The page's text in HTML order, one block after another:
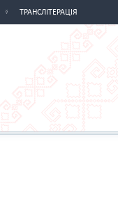
ТРАНСЛІТЕРАЦІЯ